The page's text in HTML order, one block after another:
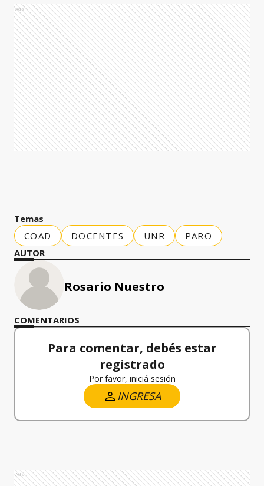
Ads
Temas
COAD
DOCENTES UNR
PARO
AUTOR
Rosario Nuestro
COMENTARIOS
Para comentar, debés estar
registrado
Por favor, iniciá sesión
INGRESA
Ads